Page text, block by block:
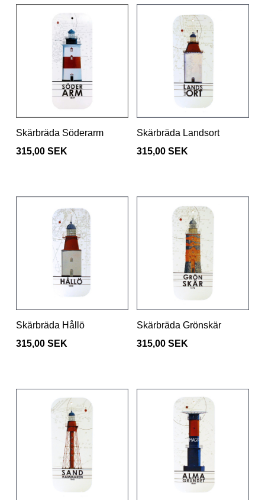
Skärbräda Söderarm
315,00 SEK
Skärbräda Landsort
315,00 SEK
Skärbräda Hållö
315,00 SEK
Skärbräda Grönskär
315,00 SEK